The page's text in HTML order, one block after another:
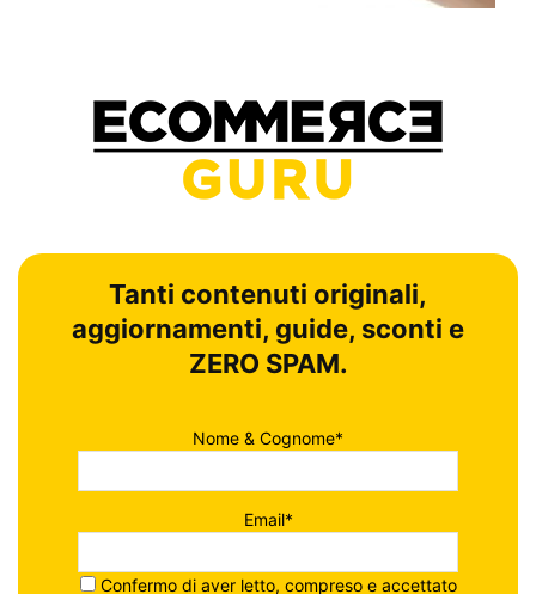
Tanti contenuti originali,
aggiornamenti, guide, sconti e
ZERO SPAM.
Nome & Cognome*
Email*
Confermo di aver letto, compreso e accettato